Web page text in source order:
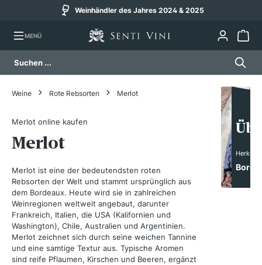
Versand am selben Werktag (bis 14 Uhr)
MENÜ
Weine Rote Rebsorten Merlot
Merlot online kaufen
Merlot
Merlot ist eine der bedeutendsten roten
Rebsorten der Welt und stammt ursprünglich aus
dem Bordeaux. Heute wird sie in zahlreichen
Weinregionen weltweit angebaut, darunter
Frankreich, Italien, die USA (Kalifornien und
Washington), Chile, Australien und Argentinien.
Merlot zeichnet sich durch seine weichen Tannine
und eine samtige Textur aus. Typische Aromen
sind reife Pflaumen, Kirschen und Beeren, ergänzt
Herkunft